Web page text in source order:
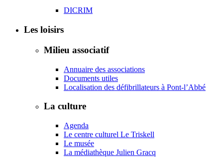
DICRIM
Les loisirs
Milieu associatif
Annuaire des associations
Documents utiles
Localisation des défibrillateurs à Pont-l’Abbé
La culture
Agenda
Le centre culturel Le Triskell
Le musée
La médiathèque Julien Gracq